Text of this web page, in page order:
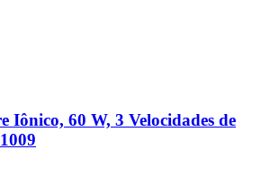
Iônico, 60 W, 3 Velocidades de